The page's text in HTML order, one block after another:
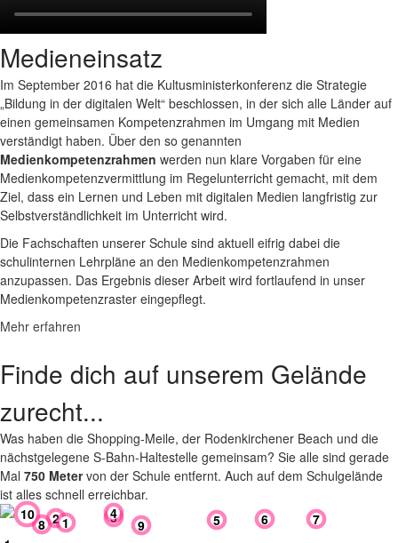
Medien­einsatz
Im September 2016 hat die Kultusministerkonferenz die Strategie
„Bildung in der digitalen Welt“ beschlossen, in der sich alle Länder auf
einen gemeinsamen Kompetenzrahmen im Umgang mit Medien
verständigt haben. Über den so genannten
Medienkompetenzrahmen werden nun klare Vorgaben für eine
Medienkompetenzvermittlung im Regelunterricht gemacht, mit dem
Ziel, dass ein Lernen und Leben mit digitalen Medien langfristig zur
Selbstverständlichkeit im Unterricht wird.
Die Fachschaften unserer Schule sind aktuell eifrig dabei die
schulinternen Lehrpläne an den Medienkompetenzrahmen
anzupassen. Das Ergebnis dieser Arbeit wird fortlaufend in unser
Medienkompetenzraster eingepflegt.
Mehr erfahren
Finde dich auf unserem Gelände
zurecht...
Was haben die Shopping-Meile, der Rodenkirchener Beach und die
nächstgelegene S-Bahn-Haltestelle gemeinsam? Sie alle sind gerade
Mal 750 Metervon der Schule entfernt. Auch auf dem Schulgelände
ist alles schnell erreichbar.
7
3
4
21
8 6
9 5
10